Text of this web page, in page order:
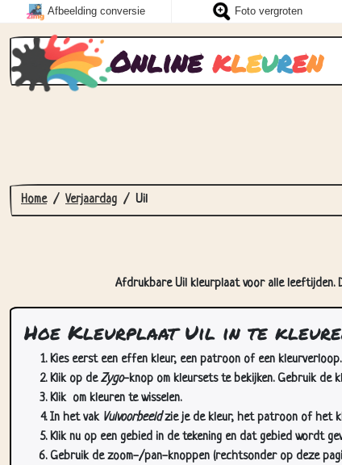
Afbeelding conversie Foto vergroten
Online kleuren
Home Verjaardag Uil
Afdrukbare Uil kleurplaat voor alle leeftijden.
Hoe Kleurplaat Uil in te
Kies eerst een effen kleur, een patroon of een
Klik op deZygo-knop om kleursets te bekijken. Gebruik de
Klik om kleuren te wisselen.
In het vak Vulvoorbeeldzie je de kleur, het patroon of het
Klik nu op een gebied in de tekening en dat gebied wordt
Gebruik de zoom-/pan-knoppen (rechtsonder op deze